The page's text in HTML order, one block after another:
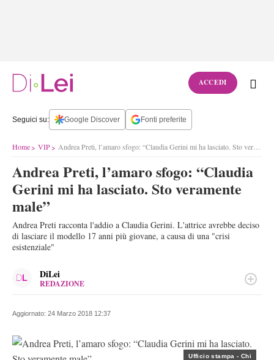
ACCEDI
Seguici su: Google Discover Fonti preferite
Home VIP Andrea Preti, l’amaro sfogo: “Claudia Gerini mi ha lasciato. Sto veramente male”
Andrea Preti, l’amaro sfogo: “Claudia
Gerini mi ha lasciato. Sto veramente
male”
Andrea Preti racconta l'addio a Claudia Gerini. L'attrice avrebbe deciso
di lasciare il modello 17 anni più giovane, a causa di una "crisi
esistenziale"
DiLei
REDAZIONE
femminili.
Aggiornato: 24 Marzo 2018 12:37
Ufficio stampa - Chi